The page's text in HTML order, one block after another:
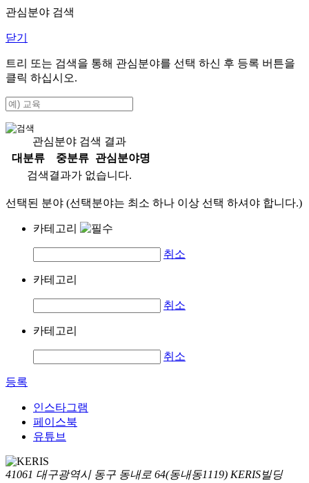
관심분야 검색
닫기
트리 또는 검색을 통해 관심분야를 선택 하신 후 등록 버튼을
클릭 하십시오.
관심분야 검색 결과
대분류
중분류
관심분야명
검색결과가 없습니다.
선택된 분야 (선택분야는 최소 하나 이상 선택 하셔야 합니다.)
카테고리
취소
카테고리
취소
카테고리
취소
등록
인스타그램
페이스북
유튜브
41061 대구광역시 동구 동내로 64(동내동1119) KERIS빌딩